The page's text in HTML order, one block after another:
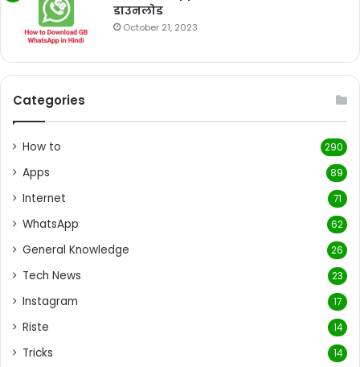
डाउनलोड
October 21, 2023
Categories
How to 290
Apps 89
Internet 71
WhatsApp 62
General Knowledge 26
Tech News 23
Instagram 17
Riste 14
Tricks 14